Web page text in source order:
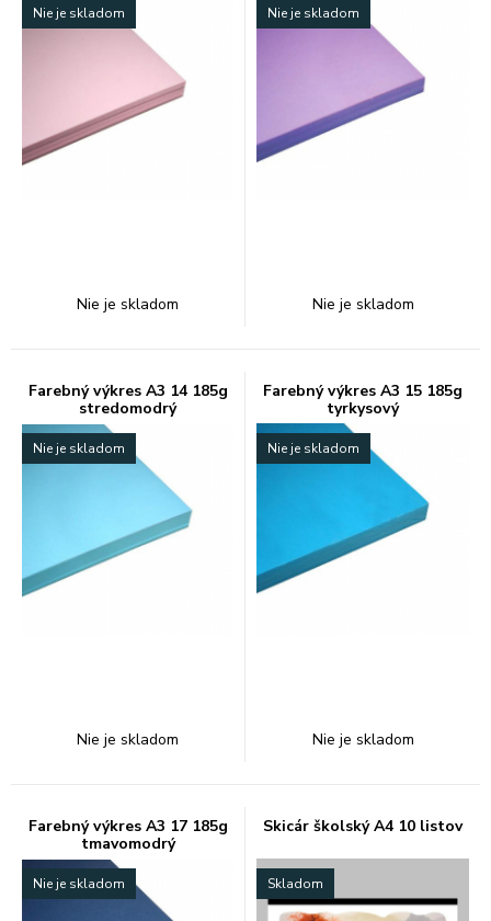
Nie je skladom
Nie je skladom
Nie je skladom
Nie je skladom
Farebný výkres A3 14 185g
stredomodrý
Nie je skladom
Nie je skladom
Farebný výkres A3 15 185g
tyrkysový
Nie je skladom
Nie je skladom
Farebný výkres A3 17 185g
tmavomodrý
Nie je skladom
Skicár školský A4 10 listov
Skladom